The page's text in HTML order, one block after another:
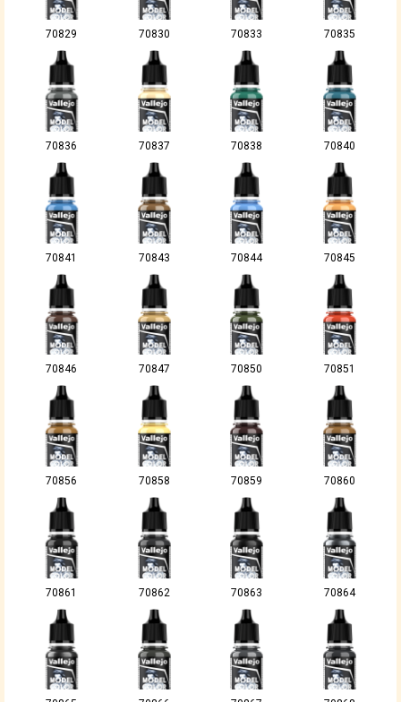
70829 70830 70833 70835
70836 70837 70838 70840
70841 70843 70844 70845
70846 70847 70850 70851
70856 70858 70859 70860
70861 70862 70863 70864